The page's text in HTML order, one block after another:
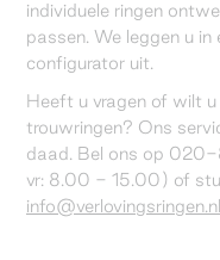
individuele ringen
passen. We leggen u
configurator uit.
Heeft u vragen of wilt
trouwringen? Ons
daad. Bel ons op
vr: 8.00 - 15.00) of
info@verlovingsringen.nl